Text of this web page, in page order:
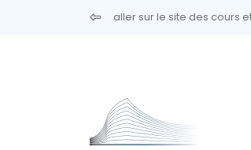
Aller au contenu principalaller sur le site des cours